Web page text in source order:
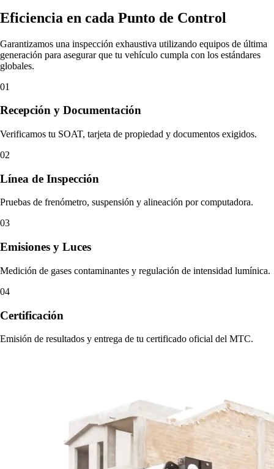
Eficiencia en cada Punto de Control
Garantizamos una inspección exhaustiva utilizando equipos de última
generación para asegurar que tu vehículo cumpla con los estándares
globales.
01
Recepción y Documentación
Verificamos tu SOAT, tarjeta de propiedad y documentos exigidos.
02
Línea de Inspección
Pruebas de frenómetro, suspensión y alineación por computadora.
03
Emisiones y Luces
Medición de gases contaminantes y regulación de intensidad lumínica.
04
Certificación
Emisión de resultados y entrega de tu certificado oficial del MTC.